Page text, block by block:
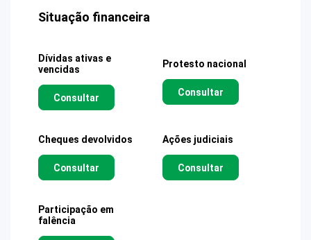
Situação financeira
Dívidas ativas e
vencidas
Consultar
Protesto nacional
Consultar
Cheques devolvidos
Consultar
Ações judiciais
Consultar
Participação em
falência